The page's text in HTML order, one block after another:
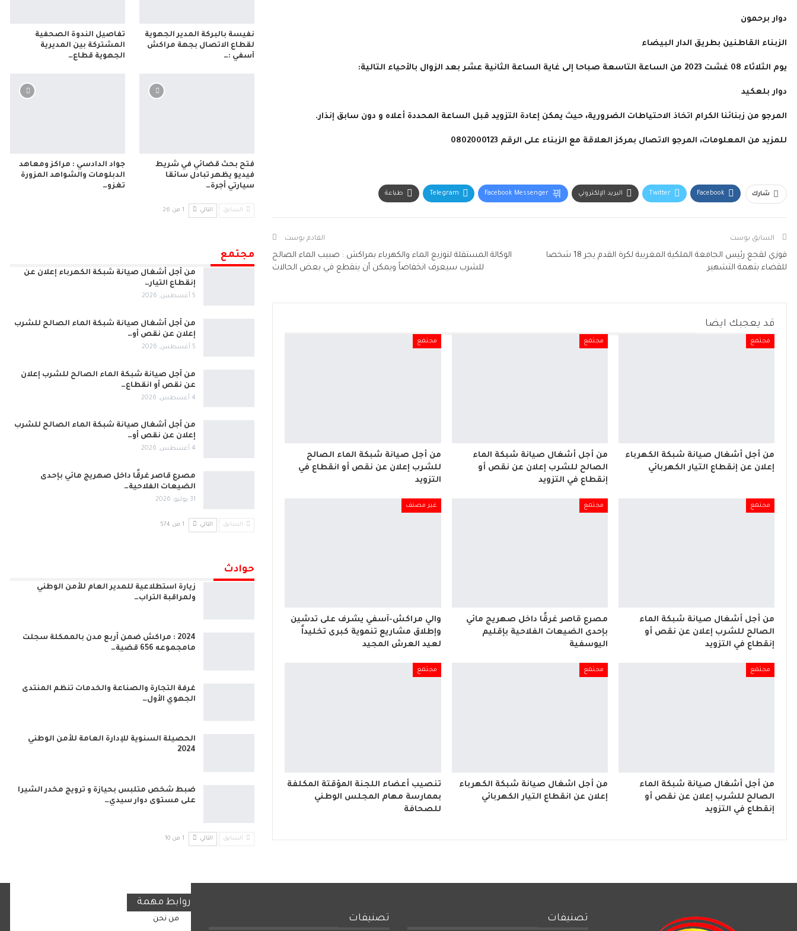
دوار برحمون
الزبناء القاطنين بطريق الدار البيضاء
يوم الثلاثاء 08 غشت 2023 من الساعة التاسعة صباحا إلى غاية الساعة الثانية عشر بعد الزوال بالأحياء التالية:
دوار بلعكيد
المرجو من زبنائنا الكرام اتخاذ الاحتياطات الضرورية، حيث يمكن إعادة التزويد قبل الساعة المحددة أعلاه و دون سابق إنذار.
للمزيد من المعلومات، المرجو الاتصال بمركز العلاقة مع الزبناء على الرقم 0802000123
شارك Facebook
Twitter البريد الإلكتروني Facebook Messenger
Telegram طباعة
السابق بوست
فوزي لقجع رئيس الجامعة الملكية المغربية لكرة القدم يجر 18 شخصا
للقضاء بتهمة التشهير
القادم بوست
الوكالة المستقلة لتوزيع الماء والكهرباء بمراكش : صبيب الماء الصالح
للشرب سيعرف انخفاضاً ويمكن أن ينقطع في بعض الحالات
قد يعجبك ايضا
مجتمع
من أجل أشغال صيانة شبكة الكهرباء
إعلان عن إنقطاع التيار الكهربائي
مجتمع
من أجل أشغال صيانة شبكة الماء
الصالح للشرب إعلان عن نقص أو
إنقطاع في التزويد
مجتمع
من أجل صيانة شبكة الماء الصالح
للشرب إعلان عن نقص أو انقطاع في
التزويد
مجتمع
من أجل أشغال صيانة شبكة الماء
الصالح للشرب إعلان عن نقص أو
إنقطاع في التزويد
مجتمع
مصرع قاصر غرقًا داخل صهريج مائي
بإحدى الضيعات الفلاحية بإقليم
اليوسفية
غير مصنف
والي مراكش-آسفي يشرف على تدشين
وإطلاق مشاريع تنموية كبرى تخليداً
لعيد العرش المجيد
مجتمع
من أجل أشغال صيانة شبكة الماء
الصالح للشرب إعلان عن نقص أو
إنقطاع في التزويد
مجتمع
من أجل اشغال صيانة شبكة الكهرباء
إعلان عن انقطاع التيار الكهربائي
مجتمع
تنصيب أعضاء اللجنة المؤقتة المكلفة
بممارسة مهام المجلس الوطني
للصحافة
نفيسة بالبركة المدير الجهوية
لقطاع الاتصال بجهة مراكش
آسفي :…
تفاصيل الندوة الصحفية
المشتركة بين المديرية
الجهوية قطاع…
فتح بحث قضائي في شريط
فيديو يظهر تبادل سائقا
سيارتي أجرة…
جواد الدادسي : مراكز ومعاهد
الدبلومات والشواهد المزورة
تغزو…
السابق التالي 1 من 26
مجتمع
من أجل أشغال صيانة شبكة الكهرباء إعلان عن
إنقطاع التيار…
5 أغسطس, 2026
من أجل أشغال صيانة شبكة الماء الصالح للشرب
إعلان عن نقص أو…
5 أغسطس, 2026
من أجل صيانة شبكة الماء الصالح للشرب إعلان
عن نقص أو انقطاع…
4 أغسطس, 2026
من أجل أشغال صيانة شبكة الماء الصالح للشرب
إعلان عن نقص أو…
4 أغسطس, 2026
مصرع قاصر غرقًا داخل صهريج مائي بإحدى
الضيعات الفلاحية…
31 يوليو, 2026
السابق التالي 1 من 574
حوادث
زيارة استطلاعية للمدير العام للأمن الوطني
ولمراقبة التراب…
2024 : مراكش ضمن أربع مدن بالممكلة سجلت
مامجموعه 656 قضية…
غرفة التجارة والصناعة والخدمات تنظم المنتدى
الجهوي الأول…
الحصيلة السنوية للإدارة العامة للأمن الوطني
2024
ضبط شخص متلبس بحيازة و ترويج مخدر الشيرا
على مستوى دوار سيدي…
السابق التالي 1 من 10
تصنيفات تصنيفات
روابط مهمة
من نحن